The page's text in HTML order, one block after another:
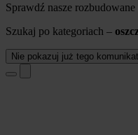
Sprawdź nasze
Szukaj po kategoriach –
Nie pokazuj już tego